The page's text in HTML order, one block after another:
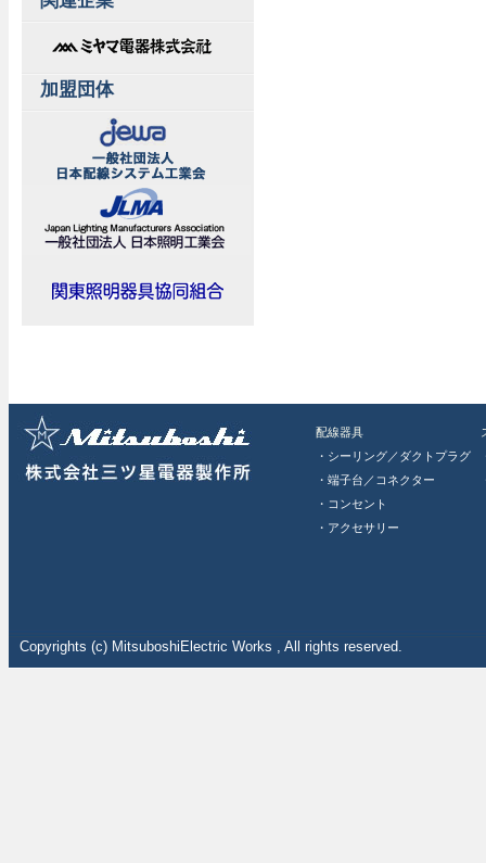
加盟団体
配線器具
・シーリング／ダクトプラグ
・端子台／コネクター
・コンセント
・アクセサリー
Copyrights (c) MitsuboshiElectric Works , All rights reserved.